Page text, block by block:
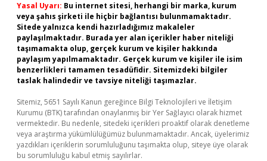
Yasal Uyarı: Bu internet sitesi, herhangi bir marka, kurum
veya şahıs şirketi ile hiçbir bağlantısı bulunmamaktadır.
Sitede yalnızca kendi hazırladığımız makaleler
paylaşılmaktadır. Burada yer alan içerikler haber niteliği
taşımamakta olup, gerçek kurum ve kişiler hakkında
paylaşım yapılmamaktadır. Gerçek kurum ve kişiler ile isim
benzerlikleri tamamen tesadüfidir. Sitemizdeki bilgiler
taslak halindedir ve tavsiye niteliği taşımazlar.
Sitemiz, 5651 Sayılı Kanun gereğince Bilgi Teknolojileri ve İletişim
Kurumu (BTK) tarafından onaylanmış bir Yer Sağlayıcı olarak hizmet
vermektedir. Bu nedenle, sitedeki içerikleri proaktif olarak denetleme
veya araştırma yükümlülüğümüz bulunmamaktadır. Ancak, üyelerimiz
yazdıkları içeriklerin sorumluluğunu taşımakta olup, siteye üye olarak
bu sorumluluğu kabul etmiş sayılırlar.